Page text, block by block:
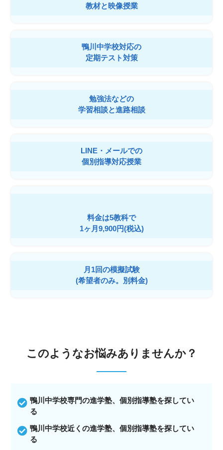
教材と映像授業
鴨川中学校対応の
定期テスト対策
勉強法などの
学習相談と進路相談
LINE・メールでの
個別指導対応授業
料金は5教科で
1ヶ月9,900円(税込)
月1回の模擬試験
(希望者のみ。別料金)
このようなお悩みありませんか？
鴨川中学校専門の進学塾、個別指導塾を探してい
る
鴨川中学校近くの進学塾、個別指導塾を探してい
る